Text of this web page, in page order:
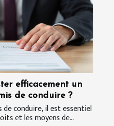
efficacement un
de conduire ?
de conduire, il est essentiel
et les moyens de...